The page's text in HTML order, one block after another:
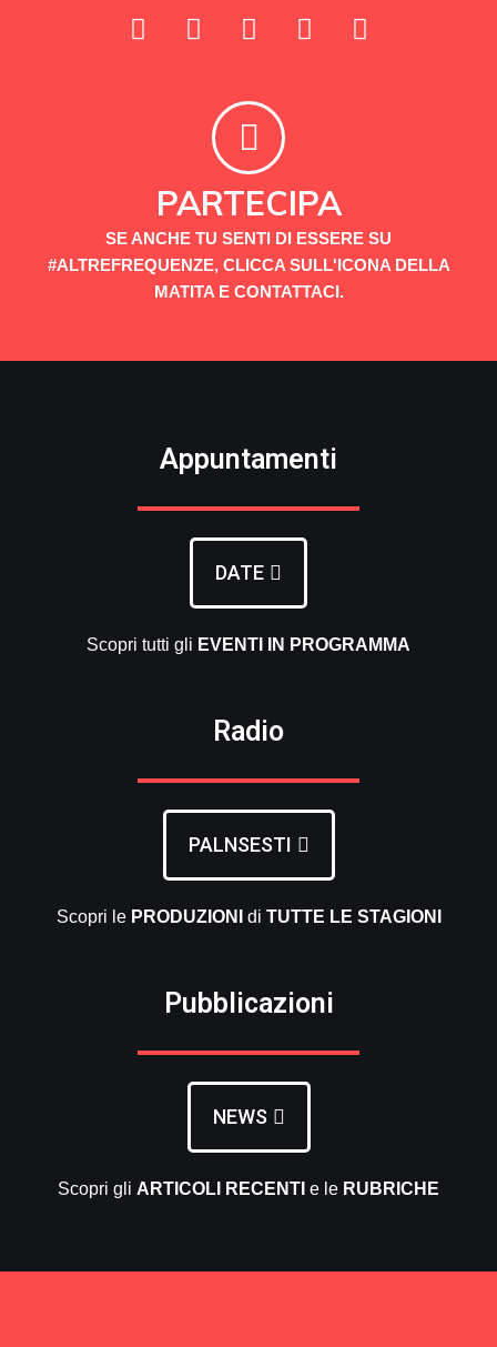
PARTECIPA
SE ANCHE TU SENTI DI ESSERE SU
#ALTREFREQUENZE, CLICCA SULL'ICONA DELLA
MATITA E CONTATTACI.
Appuntamenti
DATE
Scopri tutti gli EVENTI IN PROGRAMMA
Radio
PALNSESTI
Scopri le PRODUZIONI di TUTTE LE STAGIONI
Pubblicazioni
NEWS
Scopri gli ARTICOLI RECENTI e le RUBRICHE